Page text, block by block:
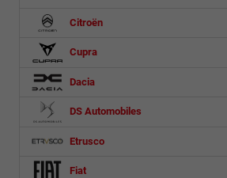
Citroën
Cupra
Dacia
DS Automobiles
Etrusco
Fiat